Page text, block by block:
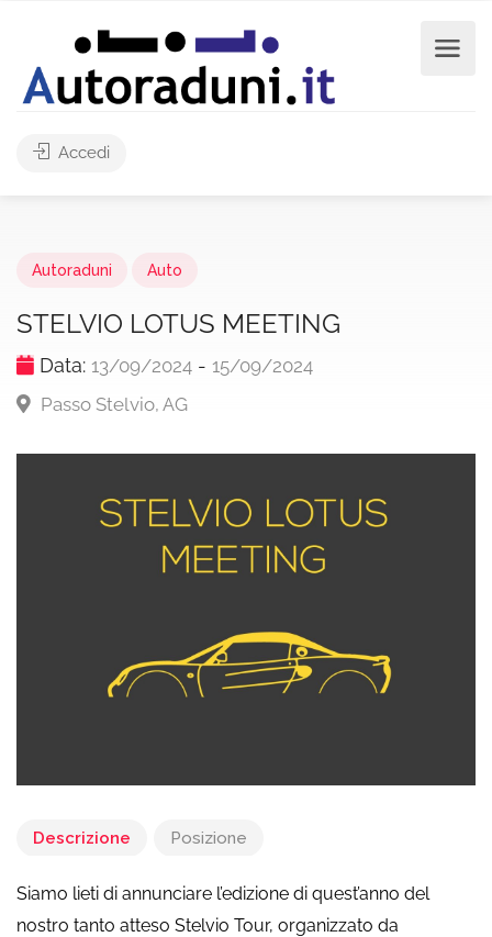
Accedi
Autoraduni Auto
STELVIO LOTUS MEETING
Data: 13/09/2024 - 15/09/2024
Passo Stelvio, AG
Descrizione Posizione
Siamo lieti di annunciare l’edizione di quest’anno del
nostro tanto atteso Stelvio Tour, organizzato da